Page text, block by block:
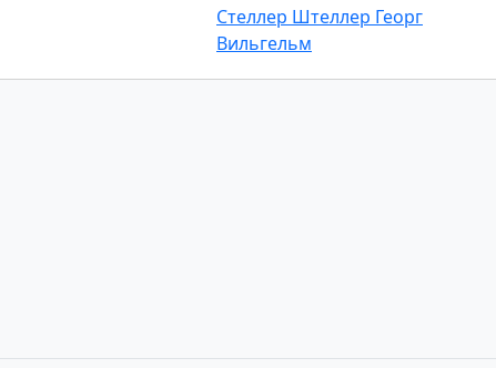
Стеллер Штеллер Георг
Вильгельм